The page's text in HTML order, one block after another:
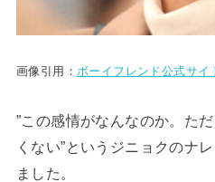
画像引用： ボーイフレンド公式サイ
”この感情がなんなのか。た
くない”というジニョクのナ
ました。